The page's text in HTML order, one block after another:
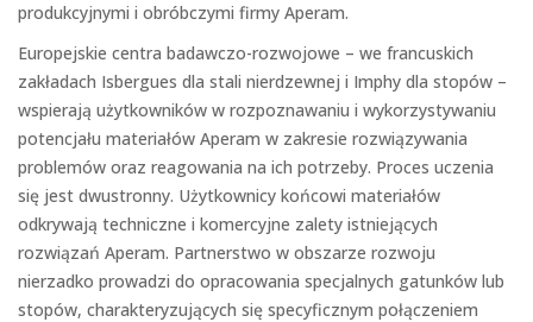
produkcyjnymi i obróbczymi firmy Aperam.
Europejskie centra badawczo-rozwojowe – we francuskich
zakładach Isbergues dla stali nierdzewnej i Imphy dla stopów –
wspierają użytkowników w rozpoznawaniu i wykorzystywaniu
potencjału materiałów Aperam w zakresie rozwiązywania
problemów oraz reagowania na ich potrzeby. Proces uczenia
się jest dwustronny. Użytkownicy końcowi materiałów
odkrywają techniczne i komercyjne zalety istniejących
rozwiązań Aperam. Partnerstwo w obszarze rozwoju
nierzadko prowadzi do opracowania specjalnych gatunków lub
stopów, charakteryzujących się specyficznym połączeniem